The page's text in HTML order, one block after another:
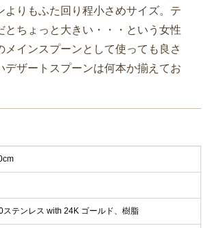
よりもふた回り程小さめサイズ。テ
とちょっと大きい・・・という女性
メインスプーンとして使っても良さ
デザートスプーンは何本か揃えてお
ステンレス with 24K ゴールド、樹脂